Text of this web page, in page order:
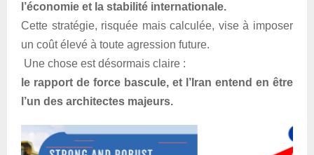
l’économie et la stabilité internationale.
Cette stratégie, risquée mais calculée, vise à imposer
un coût élevé à toute agression future.
Une chose est désormais claire :
le rapport de force bascule, et l’Iran entend en être
l’un des architectes majeurs.